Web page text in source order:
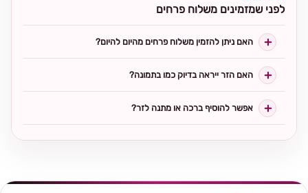
לפני שמזמינים משלוח פרחים
האם ניתן להזמין משלוח פרחים מהיום להיום?
האם הזר ייראה בדיוק כמו בתמונה?
אפשר להוסיף ברכה או מתנה לזר?